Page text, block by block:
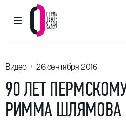
ГЛАВНОЕ МЕНЮ
Пермский
Видео 26 сентября 2016
90 ЛЕТ
РИММА ШЛЯМОВА